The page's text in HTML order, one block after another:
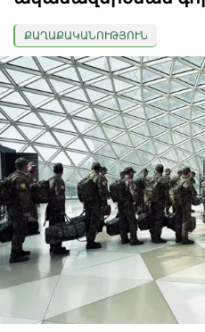
ՔԱՂԱՔԱԿԱՆՈՒԹՅՈՒՆ